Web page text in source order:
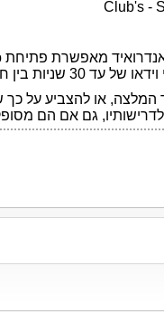
Club's -
בין חברי הקבוצה.
או להצביע על כך
גם אם הם